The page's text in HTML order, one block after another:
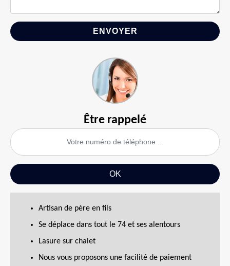
Être rappelé
Artisan de père en fils
Se déplace dans tout le 74 et ses alentours
Lasure sur chalet
Nous vous proposons une facilité de paiement